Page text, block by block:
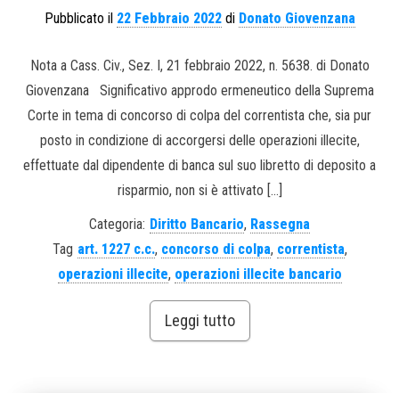
Pubblicato il 22 Febbraio 2022di Donato Giovenzana
Nota a Cass. Civ., Sez. I, 21 febbraio 2022, n. 5638. di Donato
Giovenzana Significativo approdo ermeneutico della Suprema
Corte in tema di concorso di colpa del correntista che, sia pur
posto in condizione di accorgersi delle operazioni illecite,
effettuate dal dipendente di banca sul suo libretto di deposito a
risparmio, non si è attivato […]
Categoria: Diritto Bancario, Rassegna
Tag art. 1227 c.c., concorso di colpa, correntista,
operazioni illecite, operazioni illecite bancario
Leggi tutto